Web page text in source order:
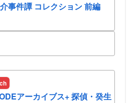
事件譚 コレクション 前編
アーカイブス+ 探偵・癸生